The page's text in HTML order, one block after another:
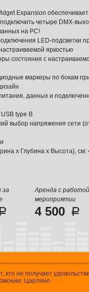
Expansion обеспечивает
четыре DMX-
на PC!
LED-подсветки
яркостью
состояния с
маркеры по бокам
данных и
type B
выбор напряжения сети
x Глубина x Высота), см:
за
Аренда с
мероприятии
4 500
кто не получает
Царлино